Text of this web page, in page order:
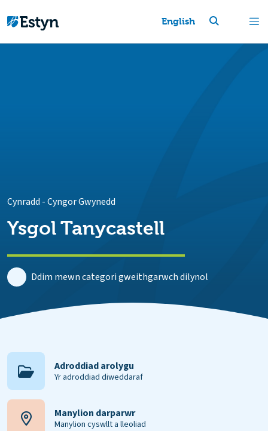
English
Cynradd -Cyngor Gwynedd
Ysgol Tanycastell
Ddim mewn categori gweithgarwch dilynol
Adroddiad arolygu
Yr adroddiad diweddaraf
Manylion darparwr
Manylion cyswllt a lleoliad